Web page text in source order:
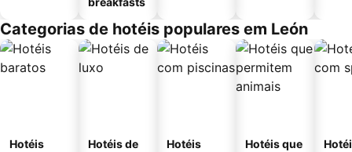
Categorias de hotéis populares em León
Hotéis
Hotéis de
Hotéis
Hotéis que